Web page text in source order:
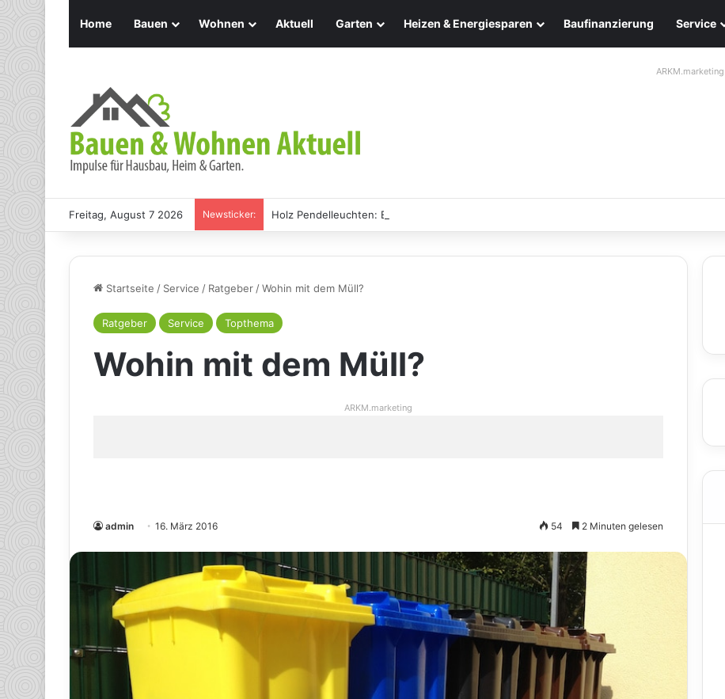
Home Bauen Wohnen Aktuell Garten Heizen & Energiesparen Baufinanzierung Service
ARKM.marketing
Freitag, August 7 2026 Newsticker: Holz Pendelleuchten: Eleganz und Nachhaltigkeit für Ihr Zuhause
Startseite / Service / Ratgeber/Wohin mit dem Müll?
Ratgeber Service Topthema
Wohin mit dem Müll?
ARKM.marketing
admin 16. März 2016 54 2 Minuten gelesen